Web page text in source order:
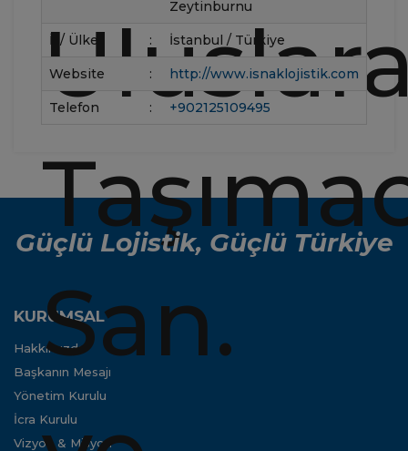
Zeytinburnu
İl / Ülke : İstanbul / Türkiye
Website : http://www.isnaklojistik.com
Telefon : +902125109495
Güçlü Lojistik, Güçlü Türkiye
KURUMSAL
Hakkımızda
Başkanın Mesajı
Yönetim Kurulu
İcra Kurulu
Vizyon & Misyon